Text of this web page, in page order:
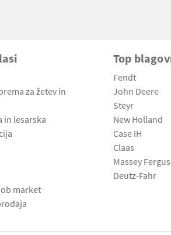
za žetev in
in lesarska
market
Top
Fendt
John Deere
Steyr
New Holland
Case IH
Claas
Massey
Deutz-Fahr